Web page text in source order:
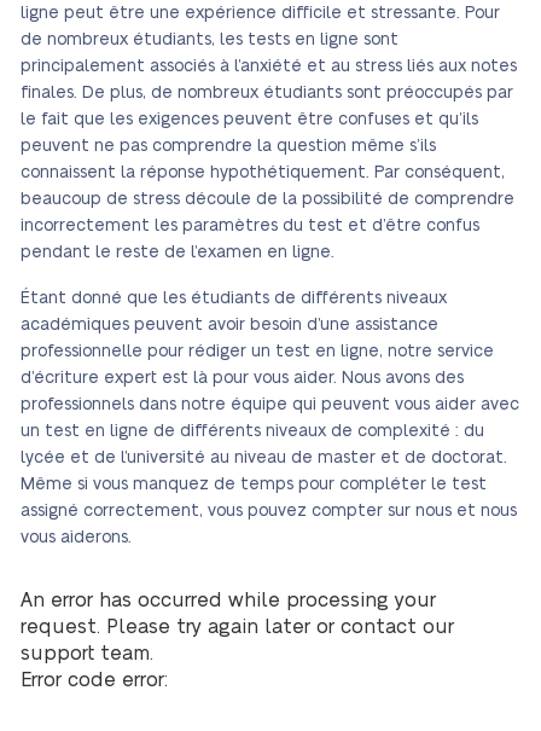
ligne peut être une expérience difficile et stressante. Pour
de nombreux étudiants, les tests en ligne sont
principalement associés à l’anxiété et au stress liés aux notes
finales. De plus, de nombreux étudiants sont préoccupés par
le fait que les exigences peuvent être confuses et qu’ils
peuvent ne pas comprendre la question même s’ils
connaissent la réponse hypothétiquement. Par conséquent,
beaucoup de stress découle de la possibilité de comprendre
incorrectement les paramètres du test et d’être confus
pendant le reste de l’examen en ligne.
Étant donné que les étudiants de différents niveaux
académiques peuvent avoir besoin d’une assistance
professionnelle pour rédiger un test en ligne, notre service
d’écriture expert est là pour vous aider. Nous avons des
professionnels dans notre équipe qui peuvent vous aider avec
un test en ligne de différents niveaux de complexité : du
lycée et de l’université au niveau de master et de doctorat.
Même si vous manquez de temps pour compléter le test
assigné correctement, vous pouvez compter sur nous et nous
vous aiderons.
An error has occurred while processing your
request. Please try again later or contact our
support team.
Error code error: